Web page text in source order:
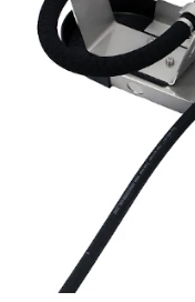
Motor/Styring
Fritid/Sikkerhet
Båtpleie/Opplag